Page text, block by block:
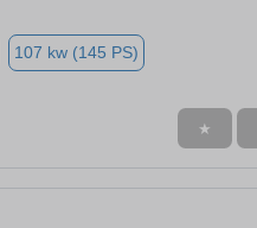
107 kw (145 PS)
★